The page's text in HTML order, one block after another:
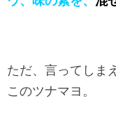
ただ、言ってしま
このツナマヨ。